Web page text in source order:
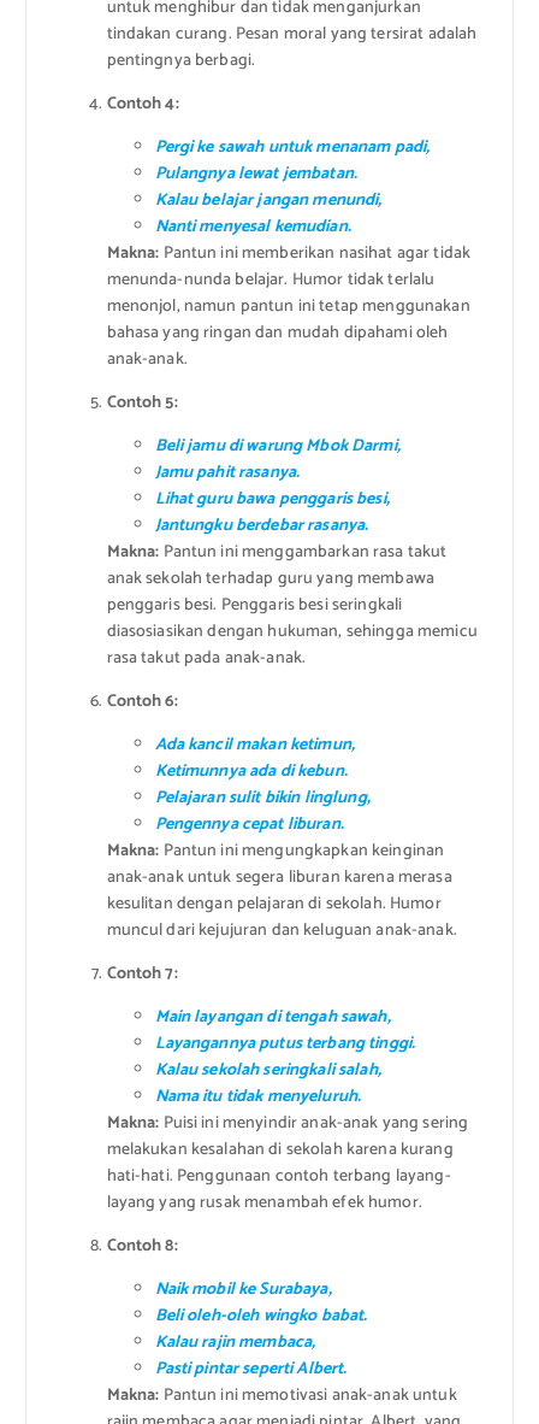
untuk menghibur dan tidak menganjurkan
tindakan curang. Pesan moral yang tersirat adalah
pentingnya berbagi.
Contoh 4:
Pergi ke sawah untuk menanam padi,
Pulangnya lewat jembatan.
Kalau belajar jangan menundi,
Nanti menyesal kemudian.
Makna: Pantun ini memberikan nasihat agar tidak
menunda-nunda belajar. Humor tidak terlalu
menonjol, namun pantun ini tetap menggunakan
bahasa yang ringan dan mudah dipahami oleh
anak-anak.
Contoh 5:
Beli jamu di warung Mbok Darmi,
Jamu pahit rasanya.
Lihat guru bawa penggaris besi,
Jantungku berdebar rasanya.
Makna: Pantun ini menggambarkan rasa takut
anak sekolah terhadap guru yang membawa
penggaris besi. Penggaris besi seringkali
diasosiasikan dengan hukuman, sehingga memicu
rasa takut pada anak-anak.
Contoh 6:
Ada kancil makan ketimun,
Ketimunnya ada di kebun.
Pelajaran sulit bikin linglung,
Pengennya cepat liburan.
Makna: Pantun ini mengungkapkan keinginan
anak-anak untuk segera liburan karena merasa
kesulitan dengan pelajaran di sekolah. Humor
muncul dari kejujuran dan keluguan anak-anak.
Contoh 7:
Main layangan di tengah sawah,
Layangannya putus terbang tinggi.
Kalau sekolah seringkali salah,
Nama itu tidak menyeluruh.
Makna: Puisi ini menyindir anak-anak yang sering
melakukan kesalahan di sekolah karena kurang
hati-hati. Penggunaan contoh terbang layang-
layang yang rusak menambah efek humor.
Contoh 8:
Naik mobil ke Surabaya,
Beli oleh-oleh wingko babat.
Kalau rajin membaca,
Pasti pintar seperti Albert.
Makna: Pantun ini memotivasi anak-anak untuk